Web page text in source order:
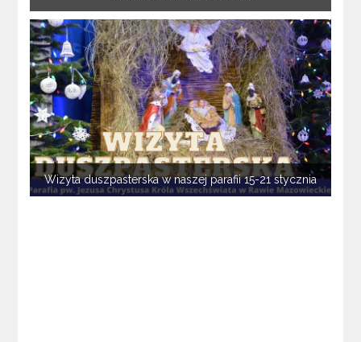
Wizyta duszpasterska w naszej parafii 15-21 stycznia